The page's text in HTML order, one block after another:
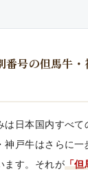
号の但馬牛・
は日本国内すべ
神戸牛はさらに一
ます。それが「但